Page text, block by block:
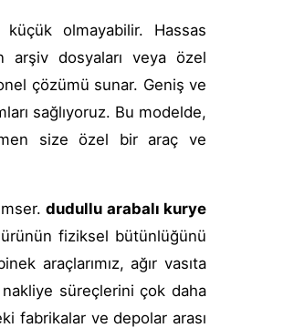
olmayabilir. Hassas
arşiv dosyaları veya özel
çözümü sunar. Geniş ve
sağlıyoruz. Bu modelde,
size özel bir araç ve
dudullu arabalı kurye
fiziksel bütünlüğünü
araçlarımız, ağır vasıta
nakliye süreçlerini çok daha
fabrikalar ve depolar arası